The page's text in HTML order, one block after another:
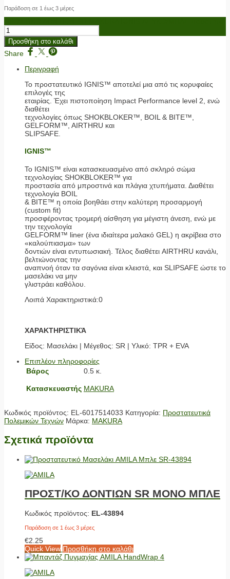
Παράδοση σε 1 έως 3 μέρες
Προσθήκη στο καλάθι
Share
Περιγραφή
Το προστατευτικό IGNIS™ αποτελεί μια από τις κορυφαίες
επιλογές της
εταιρίας. Έχει πιστοποίηση Impact Performance level 2, ενώ
διαθέτει
τεχνολογίες όπως SHOKBLOKER™, BOIL & BITE™,
GELFORM™, AIRTHRU και
SLIPSAFE.
IGNIS™
Το IGNIS™ είναι κατασκευασμένο από σκληρό σώμα
τεχνολογίας SHOKBLOKER™ για
προστασία από μπροστινά και πλάγια χτυπήματα. Διαθέτει
τεχνολογία BOIL
& BITE™ η οποία βοηθάει στην καλύτερη προσαρμογή
(custom fit)
προσφέροντας τρομερή αίσθηση για μέγιστη άνεση, ενώ με
την τεχνολογία
GELFORM™ liner (ένα ιδιαίτερα μαλακό GEL) η ακρίβεια στο
«καλούπιασμα» των
δοντιών είναι εντυπωσιακή. Τέλος διαθέτει AIRTHRU κανάλι,
βελτιώνοντας την
αναπνοή όταν τα σαγόνια είναι κλειστά, και SLIPSAFE ώστε το
μασελάκι να μην
γλιστράει καθόλου.
Λοιπά Χαρακτηριστικά:0
ΧΑΡΑΚΤΗΡΙΣΤΙΚΆ
Είδος: Μασελάκι | Μέγεθος: SR | Υλικό: TPR + EVA
Επιπλέον πληροφορίες
Βάρος
0.5 κ.
Κατασκευαστής MAKURA
Κωδικός προϊόντος: EL-6017514033 Κατηγορία: Προστατευτικά
Πολεμικών Τεχνών Μάρκα: MAKURA
Σχετικά προϊόντα
ΠΡΟΣΤ/ΚΟ ΔΟΝΤΙΩΝ SR ΜΟΝΟ ΜΠΛΕ
Κωδικός προϊόντος: EL-43894
Παράδοση σε 1 έως 3 μέρες
€2.25
Quick View Προσθήκη στο καλάθι